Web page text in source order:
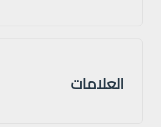
العلامات